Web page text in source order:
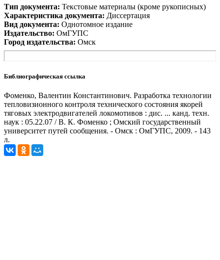
Тип документа: Текстовые материалы (кроме рукописных)
Характеристика документа: Диссертация
Вид документа: Однотомное издание
Издательство: ОмГУПС
Город издательства: Омск
Библиографическая ссылка
Фоменко, Валентин Константинович. Разработка технологии
тепловизионного контроля технического состояния якорей
тяговых электродвигателей локомотивов : дис. ... канд. техн.
наук : 05.22.07 / В. К. Фоменко ; Омский государственный
университет путей сообщения. - Омск : ОмГУПС, 2009. - 143
л.